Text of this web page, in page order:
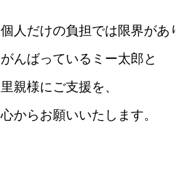
個人だけの負担では限界があ
がんばっているミー太郎と
里親様にご支援を、
心からお願いいたします。